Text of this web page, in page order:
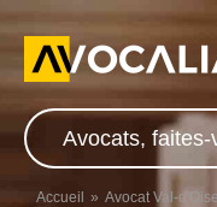
Avocats,
Accueil Avocat Val-d'Oise